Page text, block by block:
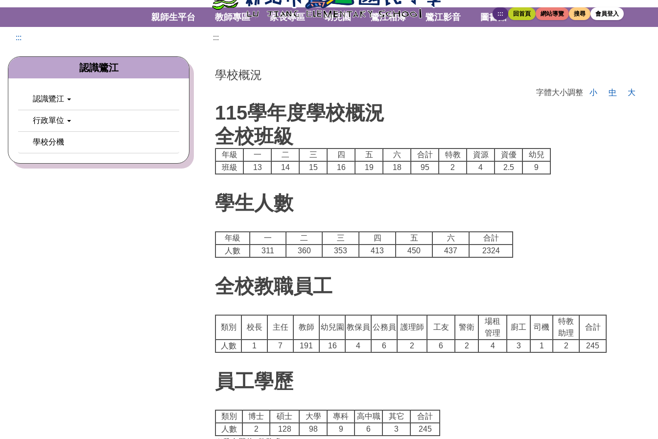
::: 回首頁 網站導覽 搜尋 會員登入
親師生平台 教師專區 家長專區 幼兒園 鷺江相簿 鷺江影音 圖書館
:::
認識鷺江
認識鷺江
行政單位
學校分機
:::
學校概況
字體大小調整 小 中 大
115學年度學校概況
全校班級
年級 一 二 三 四 五 六 合計 特教 資源 資優
幼兒
班級
13 14 15 16 19 18 95 2 4 2.5 9
學生人數
年級 一 二 三 四 五 六
合計
人數
311 360 353 413 450 437 2324
全校教職員工
類別 校長 主任 教師 幼兒園 教保員 公務員 護理師 工友 警衛
場租
管理
廚工 司機
特教
助理
合計
人數 1 7 191 16 4 6 2 6 2 4 3 1 2 245
員工學歷
類別 博士 碩士 大學 專科 高中職 其它
合計
人數
2 128 98 9 6 3
245